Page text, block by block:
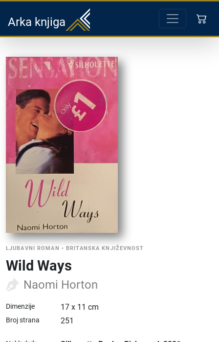
Arka knjiga
LJUBAVNI ROMAN •BRITANSKA KNJIŽEVNOST
Wild Ways
Naomi Horton
Dimenzije 17 x 11 cm
Broj strana 251